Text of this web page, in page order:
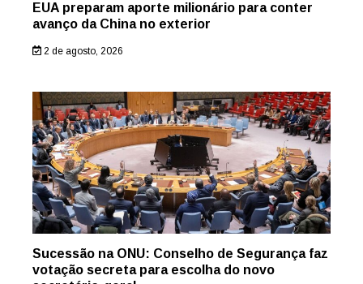
EUA preparam aporte milionário para conter
avanço da China no exterior
2 de agosto, 2026
Sucessão na ONU: Conselho de Segurança faz
votação secreta para escolha do novo